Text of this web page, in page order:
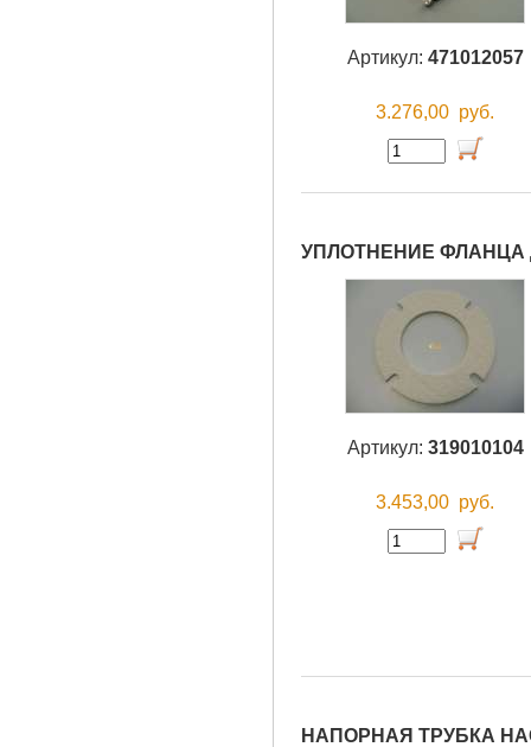
Артикул: 471012057
3.276,00 руб.
УПЛОТНЕНИЕ ФЛАНЦА
Артикул: 319010104
3.453,00 руб.
НАПОРНАЯ ТРУБКА